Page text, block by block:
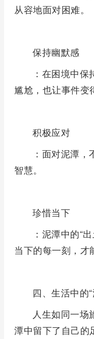
从容地面对困难。
保持幽默感
：在困境中
尴尬，也让事件变
积极应对
：面对泥潭
智慧。
珍惜当下
：泥潭中的“
当下的每一刻，才
四、生活中的
人生如同一
潭中留下了自己的